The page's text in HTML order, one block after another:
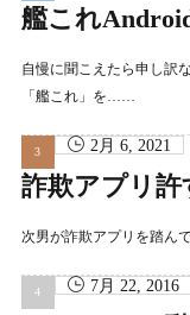
艦これ
自慢に聞こえたら申し訳
「艦これ」を……
2月 6, 2021
詐欺アプリ許
次男が詐欺アプリを踏ん
7月 22, 2016